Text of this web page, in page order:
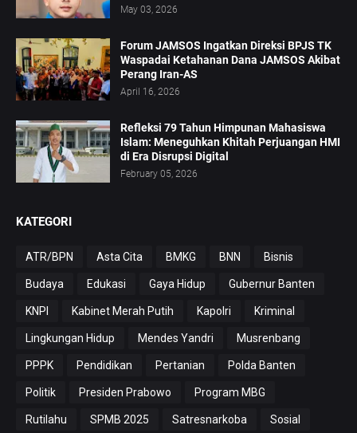
May 03, 2026
Forum JAMSOS Ingatkan Direksi BPJS TK
Waspadai Ketahanan Dana JAMSOS Akibat
Perang Iran-AS
April 16, 2026
Refleksi 79 Tahun Himpunan Mahasiswa
Islam: Meneguhkan Khitah Perjuangan HMI
di Era Disrupsi Digital
February 05, 2026
KATEGORI
ATR/BPN Asta Cita BMKG BNN Bisnis
Budaya Edukasi Gaya Hidup Gubernur Banten
KNPI Kabinet Merah Putih Kapolri Kriminal
Lingkungan Hidup Mendes Yandri Musrenbang
PPPK Pendidikan Pertanian Polda Banten
Politik Presiden Prabowo Program MBG
Rutilahu SPMB 2025 Satresnarkoba Sosial